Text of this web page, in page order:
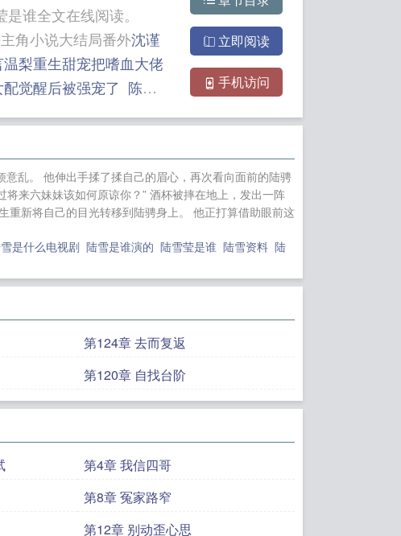
谁全文在线阅读。
陆雪衣陆骋主角小说大结局番外沈谨
梨重生甜宠把嗜血大佬
觉醒后被强宠了 陈轩
美解锁神眼当大佬笔趣
无删减 陆雪衣陆骋娇
煜寒恋爱脑恶毒女配觉
外
甜宠把嗜血大佬亲懵了
立即阅读
手机访问
乱。 他伸出手揉了揉自己的眉心，再次看向面前的陆骋
来六妹妹该如何原谅你？” 酒杯被摔在地上，发出一阵
新将自己的目光转移到陆骋身上。 他正打算借助眼前这
是什么电视剧 陆雪是谁演的 陆雪莹是谁 陆雪资料 陆
第124章 去而复返
第120章 自找台阶
第4章 我信四哥
第8章 冤家路窄
第12章 别动歪心思